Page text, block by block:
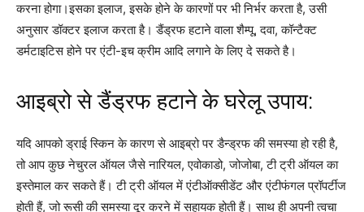
करना होगा।इसका इलाज, इसके होने के कारणों पर भी निर्भर करता है, उसी
अनुसार डॉक्टर इलाज करता है। डैंड्रफ हटाने वाला शैम्पू, दवा, कॉन्टैक्ट
डर्मटाइटिस होने पर एंटी-इच क्रीम आदि लगाने के लिए दे सकते है।
आइब्रो से डैंड्रफ हटाने के घरेलू उपाय:
यदि आपको ड्राई स्किन के कारण से आइब्रो पर डैन्ड्रफ की समस्या हो रही है,
तो आप कुछ नेचुरल ऑयल जैसे नारियल, एवोकाडो, जोजोबा, टी ट्री ऑयल का
इस्तेमाल कर सकते हैं। टी ट्री ऑयल में एंटीऑक्सीडेंट और एंटीफंगल प्रॉपर्टीज
होती हैं, जो रूसी की समस्या दूर करने में सहायक होती हैं। साथ ही अपनी त्वचा